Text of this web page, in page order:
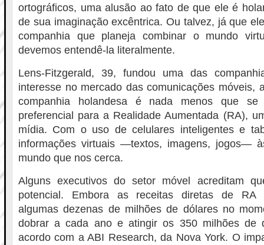
ortográficos, uma alusão ao fato de que ele é
de sua imaginação excêntrica. Ou talvez, já que
companhia que planeja combinar o mundo
devemos entendê-la literalmente.
Lens-Fitzgerald, 39, fundou uma das
interesse no mercado das comunicações móveis,
companhia holandesa é nada menos que se
preferencial para a Realidade Aumentada (RA),
mídia. Com o uso de celulares inteligentes e
informações virtuais —textos, imagens, jogos—
mundo que nos cerca.
Alguns executivos do setor móvel acreditam
potencial. Embora as receitas diretas de RA
algumas dezenas de milhões de dólares no
dobrar a cada ano e atingir os 350 milhões de
acordo com a ABI Research, da Nova York. O